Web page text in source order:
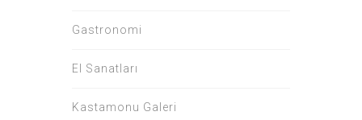
Gastronomi
El Sanatları
Kastamonu Galeri